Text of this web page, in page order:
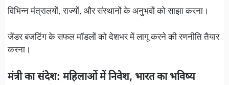
विभिन्न मंत्रालयों, राज्यों, और संस्थानों के अनुभवों को साझा करना।
जेंडर बजटिंग के सफल मॉडलों को देशभर में लागू करने की रणनीति तैयार
करना।
मंत्री का संदेश: महिलाओं में निवेश, भारत का भविष्य